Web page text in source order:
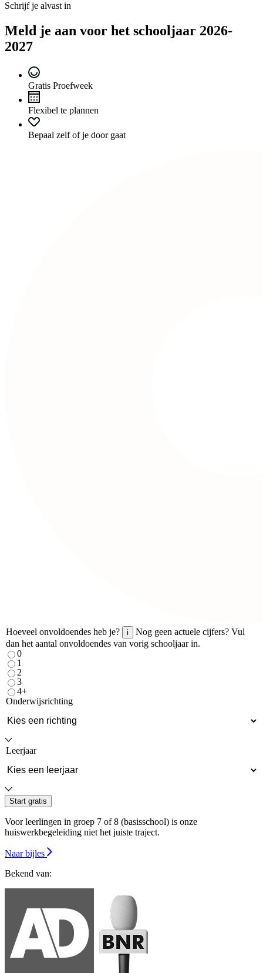
Schrijf je alvast in
Meld je aan voor het schooljaar 2026-
2027
Gratis Proefweek
Flexibel te plannen
Bepaal zelf of je door gaat
Hoeveel onvoldoendes heb je? i
Nog geen actuele cijfers? Vul
dan het aantal onvoldoendes van vorig schooljaar in.
0
1
2
3
4+
Onderwijsrichting
Leerjaar
Start gratis
Voor leerlingen in groep 7 of 8 (basisschool) is onze
huiswerkbegeleiding niet het juiste traject.
Naar bijles
Bekend van: